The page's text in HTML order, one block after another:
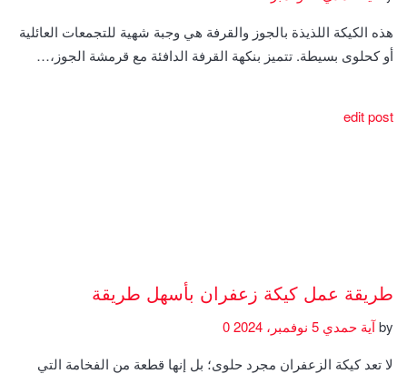
هذه الكيكة اللذيذة بالجوز والقرفة هي وجبة شهية للتجمعات العائلية
أو كحلوى بسيطة. تتميز بنكهة القرفة الدافئة مع قرمشة الجوز،…
edit post
طريقة عمل كيكة زعفران بأسهل طريقة
byآية حمدي
لا تعد كيكة الزعفران مجرد حلوى؛ بل إنها قطعة من الفخامة التي